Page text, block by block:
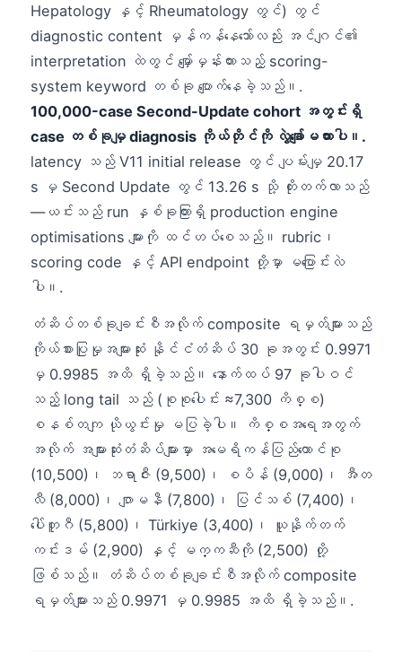
Hepatology နှင့် Rheumatology တွင်) တွင်
diagnostic content မှန်ကန်နေသော်လည်း အင်ဂျင်၏
interpretation ထဲတွင် မျှော်မှန်းထားသည့် scoring-
system keyword တစ်ခု ပျောက်နေခဲ့သည်။.
100,000-case Second-Update cohort အတွင်းရှိ
case တစ်ခုမျှ diagnosis ကိုယ်တိုင်ကို လွဲချော်မထားပါ။.
latency သည် V11 initial release တွင် ပျမ်းမျှ 20.17
s မှ Second Update တွင် 13.26 s သို့ တိုးတက်လာသည်
—ယင်းသည် run နှစ်ခုကြားရှိ production engine
optimisations များကို ထင်ဟပ်စေသည်။ rubric၊
scoring code နှင့် API endpoint တို့မှာ မပြောင်းလဲ
ပါ။.
တံဆိပ်တစ်ခုချင်းစီအလိုက် composite ရမှတ်များသည်
ကိုယ်စားပြုမှုအများဆုံး နိုင်ငံတံဆိပ် 30 ခုအတွင်း 0.9971
မှ 0.9985 အထိ ရှိခဲ့သည်။ နောက်ထပ် 97 ခုပါဝင်
သည့် long tail သည် (စုစုပေါင်း ≈7,300 ကိစ္စ)
စနစ်တကျ ယိုယွင်းမှု မပြခဲ့ပါ။ ကိစ္စအရေအတွက်
အလိုက် အများဆုံးတံဆိပ်များမှာ အမေရိကန်ပြည်ထောင်စု
(10,500)၊ ဘရာဇီး (9,500)၊ စပိန် (9,000)၊ အီတ
လီ (8,000)၊ ဂျာမနီ (7,800)၊ ပြင်သစ် (7,400)၊
ပေါ်တူဂီ (5,800)၊ Türkiye (3,400)၊ ယူနိုက်တက်
ကင်းဒမ် (2,900) နှင့် မက္ကဆီကို (2,500) တို့
ဖြစ်သည်။ တံဆိပ်တစ်ခုချင်းစီအလိုက် composite
ရမှတ်များသည် 0.9971 မှ 0.9985 အထိ ရှိခဲ့သည်။.